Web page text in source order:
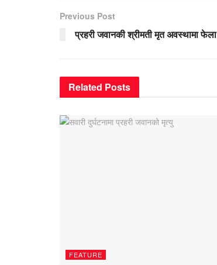
Previous Post
प्रहरी जवानकी श्रीमती मृत अवस्थामा फेला
Related Posts
FEATURE